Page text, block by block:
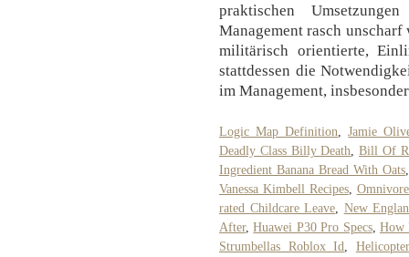
praktischen
Management rasch
militärisch orientierte,
stattdessen die
im Management,
Logic Map Definition ,Jamie
Deadly Class Billy Death ,Bill Of
Ingredient Banana Bread With Oats
Vanessa Kimbell Recipes,
rated Childcare Leave
New
After,Huawei P30 Pro Specs, How
Strumbellas Roblox Id